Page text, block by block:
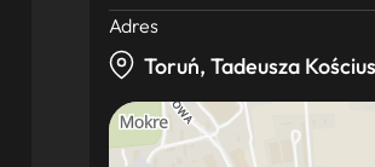
Adres
Toruń, Tadeusza